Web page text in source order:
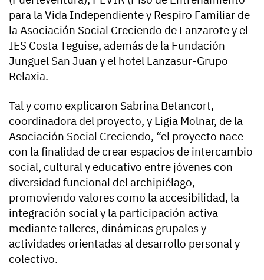
para la Vida Independiente y Respiro Familiar de
la Asociación Social Creciendo de Lanzarote y el
IES Costa Teguise, además de la Fundación
Junguel San Juan y el hotel Lanzasur-Grupo
Relaxia.
Tal y como explicaron Sabrina Betancort,
coordinadora del proyecto, y Ligia Molnar, de la
Asociación Social Creciendo, “el proyecto nace
con la finalidad de crear espacios de intercambio
social, cultural y educativo entre jóvenes con
diversidad funcional del archipiélago,
promoviendo valores como la accesibilidad, la
integración social y la participación activa
mediante talleres, dinámicas grupales y
actividades orientadas al desarrollo personal y
colectivo.